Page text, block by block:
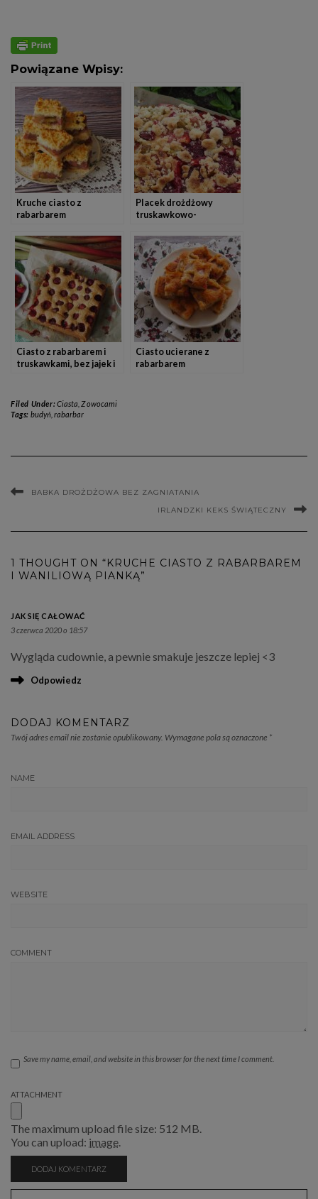
Powiązane Wpisy:
Kruche ciasto z
rabarbarem
Placek drożdżowy
truskawkowo-
Ciasto z rabarbarem i
truskawkami, bez jajek i
Ciasto ucierane z
rabarbarem
Filed Under:Ciasta Z owocami
Tags: budyń, rabarbar
BABKA DROŻDŻOWA BEZ ZAGNIATANIA
IRLANDZKI KEKS ŚWIĄTECZNY
1 THOUGHT ON “KRUCHE CIASTO Z RABARBAREM
I WANILIOWĄ PIANKĄ”
JAK SIĘ CAŁOWAĆ
3 czerwca 2020 o 18:57
Wygląda cudownie, a pewnie smakuje jeszcze lepiej <3
Odpowiedz
DODAJ KOMENTARZ
Twój adres email nie zostanie opublikowany. Wymagane pola są oznaczone *
NAME
EMAIL ADDRESS
WEBSITE
COMMENT
Save my name, email, and website in this browser for the next time I comment.
ATTACHMENT
The maximum upload file size: 512 MB.
You can upload: image.